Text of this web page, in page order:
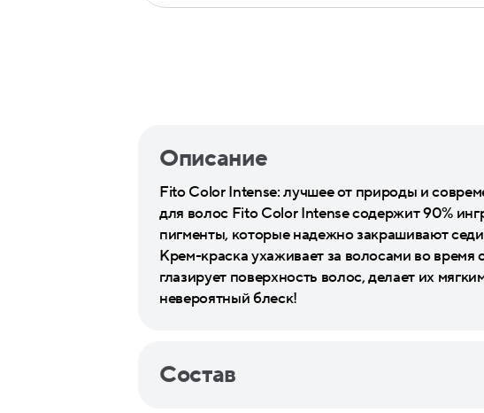
Описание
Fito Color Intense: лучшее от природы и
для волос Fito Color Intense содержит 90%
пигменты, которые надежно закрашивают
Крем-краска ухаживает за волосами во
глазирует поверхность волос, делает их
невероятный блеск!
Состав